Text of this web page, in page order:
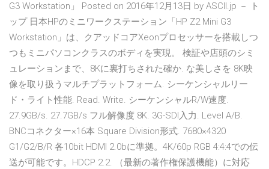
G3 Workstation」 Posted on 2016年12月13日 by ASCII.jp － ト
ップ 日本HPのミニワークステーション「HP Z2 Mini G3
Workstation」は、クアッドコアXeonプロセッサーを搭載しつ
つもミニパソコンクラスのボディを実現。 検証や店頭のシミ
ュレーションまで、8Kに裏打ちされた確か. な美しさを 8K映
像を取り扱うマルチプラットフォーム. シーケンシャルリー
ド・ライト性能. Read. Write. シーケンシャルR/W速度.
27.9GB/s. 27.7GB/s フル解像度 8K. 3G-SDI入力. Level A/B.
BNCコネクター×16本 Square Division形式. 7680×4320
G1/G2/B/R 各10bit HDMI 2.0bに準拠。4K/60p RGB 4:4:4での伝
送が可能です。HDCP 2.2. （最新の著作権保護機能）に対応